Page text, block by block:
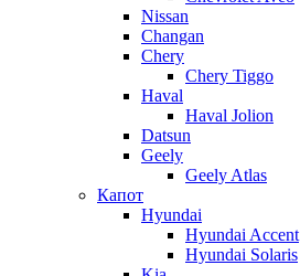
Nissan
Changan
Chery
Chery Tiggo
Haval
Haval Jolion
Datsun
Geely
Geely Atlas
Капот
Hyundai
Hyundai Accent
Hyundai Solaris